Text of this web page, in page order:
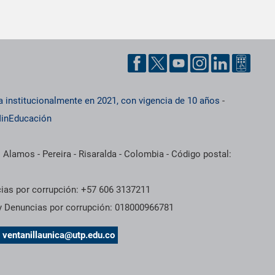
institucionalmente en 2021, con vigencia de 10 años -
- Pereira - Risaralda - Colombia - Código postal:
por corrupción: +57 606 3137211
por corrupción: 018000966781
ventanillaunica@utp.edu.co